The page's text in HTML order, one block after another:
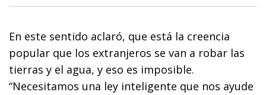
En este sentido aclaró, que está la creencia
popular que los extranjeros se van a robar las
tierras y el agua, y eso es imposible.
“Necesitamos una ley inteligente que nos ayude